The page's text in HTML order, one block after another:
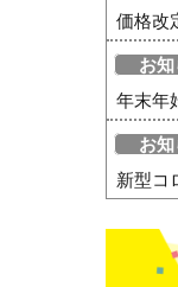
価格改
お
年末年
お
新型コ